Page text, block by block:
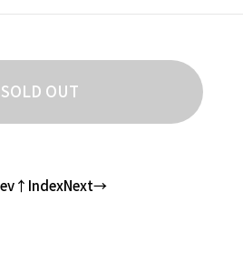
SOLD OUT
↑IndexNext→